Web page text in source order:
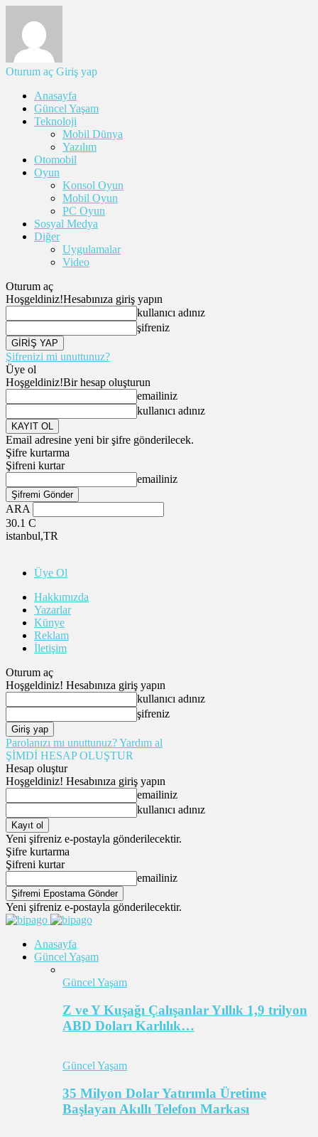
Oturum aç Giriş yap
Anasayfa
Güncel Yaşam
Teknoloji
Mobil Dünya
Yazılım
Otomobil
Oyun
Konsol Oyun
Mobil Oyun
PC Oyun
Sosyal Medya
Diğer
Uygulamalar
Video
Oturum aç
Hoşgeldiniz!Hesabınıza giriş yapın
kullanıcı adınız
şifreniz
Şifrenizi mi unuttunuz?
Üye ol
Hoşgeldiniz!Bir hesap oluşturun
emailiniz
kullanıcı adınız
Email adresine yeni bir şifre gönderilecek.
Şifre kurtarma
Şifreni kurtar
emailiniz
ARA
30.1 C
istanbul,TR
Üye Ol
Hakkımızda
Yazarlar
Künye
Reklam
İletişim
Oturum aç
Hoşgeldiniz! Hesabınıza giriş yapın
kullanıcı adınız
şifreniz
Parolanızı mı unuttunuz? Yardım al
ŞİMDİ HESAP OLUŞTUR
Hesap oluştur
Hoşgeldiniz! Hesabınıza giriş yapın
emailiniz
kullanıcı adınız
Yeni şifreniz e-postayla gönderilecektir.
Şifre kurtarma
Şifreni kurtar
emailiniz
Yeni şifreniz e-postayla gönderilecektir.
Anasayfa
Güncel Yaşam
Güncel Yaşam
Z ve Y Kuşağı Çalışanlar Yıllık 1,9 trilyon
ABD Doları Karlılık…
Güncel Yaşam
35 Milyon Dolar Yatırımla Üretime
Başlayan Akıllı Telefon Markası